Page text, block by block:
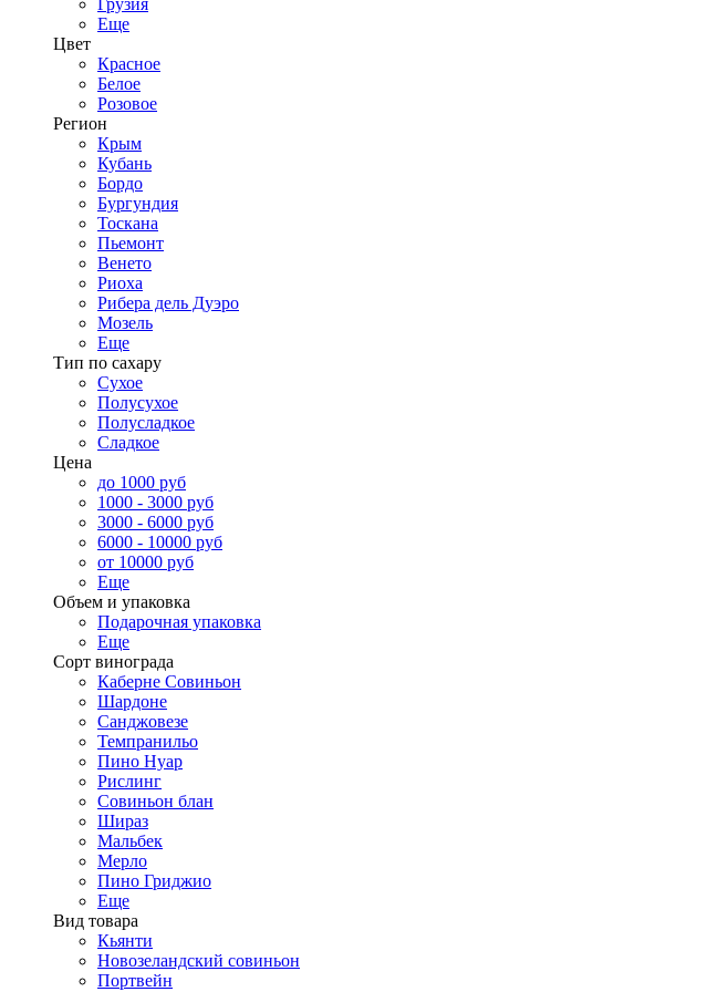
Грузия
Еще
Цвет
Красное
Белое
Розовое
Регион
Крым
Кубань
Бордо
Бургундия
Тоскана
Пьемонт
Венето
Риоха
Рибера дель Дуэро
Мозель
Еще
Тип по сахару
Сухое
Полусухое
Полусладкое
Сладкое
Цена
до 1000 руб
1000 - 3000 руб
3000 - 6000 руб
6000 - 10000 руб
от 10000 руб
Еще
Объем и упаковка
Подарочная упаковка
Еще
Сорт винограда
Каберне Совиньон
Шардоне
Санджовезе
Темпранильо
Пино Нуар
Рислинг
Совиньон блан
Шираз
Мальбек
Мерло
Пино Гриджио
Еще
Вид товара
Кьянти
Новозеландский совиньон
Портвейн